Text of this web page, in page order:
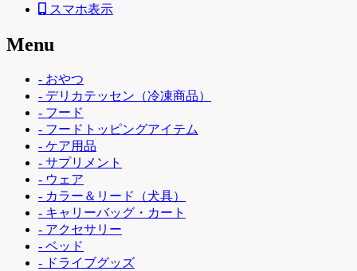
スマホ表示
Menu
- おやつ
- デリカテッセン（冷凍商品）
- フード
- フードトッピングアイテム
- ケア用品
- サプリメント
- ウェア
- カラー＆リード（犬具）
- キャリーバッグ・カート
- アクセサリー
- ベッド
- ドライブグッズ